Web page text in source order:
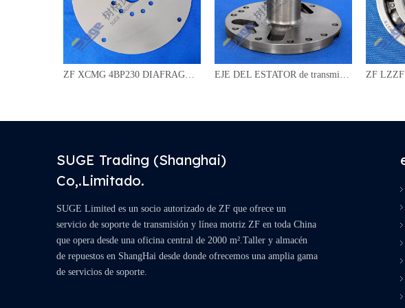
ZF XCMG 4BP230 DIAFRAGMA de transmisión 4681 330 012 EJE DEL ESTATOR de transmisión del cargador de ruedas ZF 4BP230 4681 301 020
SUGE Trading (Shanghai)
Co,.Limitado.
SUGE Limited es un socio autorizado de ZF que ofrece un
servicio de soporte de transmisión y línea motriz ZF en toda China
que opera desde una oficina central de 2000 m².Taller y almacén
de repuestos en ShangHai desde donde ofrecemos una amplia gama
de servicios de soporte.